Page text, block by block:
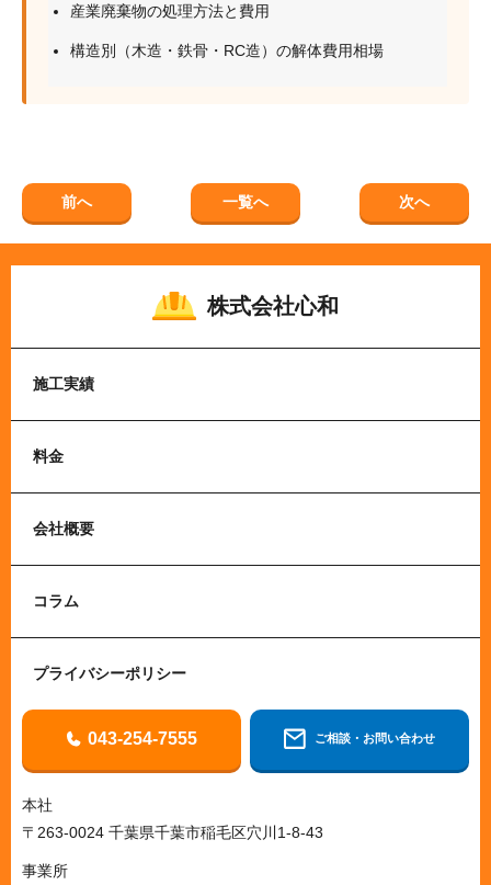
産業廃棄物の処理方法と費用
構造別（木造・鉄骨・RC造）の解体費用相場
前へ 一覧へ 次へ
株式会社心和
施工実績
料金
会社概要
コラム
プライバシーポリシー
043-254-7555 ご相談・お問い合わせ
本社
〒263-0024 千葉県千葉市稲毛区穴川1-8-43
事業所